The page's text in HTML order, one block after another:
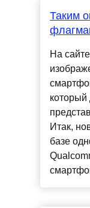
Таким
На
Итак,
базе